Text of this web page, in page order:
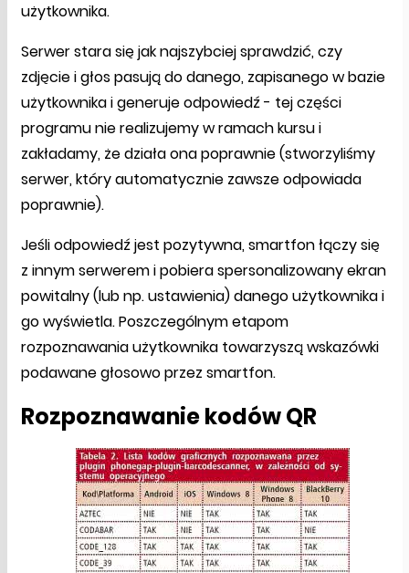
użytkownika.
Serwer stara się jak najszybciej sprawdzić, czy
zdjęcie i głos pasują do danego, zapisanego w bazie
użytkownika i generuje odpowiedź - tej części
programu nie realizujemy w ramach kursu i
zakładamy, że działa ona poprawnie (stworzyliśmy
serwer, który automatycznie zawsze odpowiada
poprawnie).
Jeśli odpowiedź jest pozytywna, smartfon łączy się
z innym serwerem i pobiera spersonalizowany ekran
powitalny (lub np. ustawienia) danego użytkownika i
go wyświetla. Poszczególnym etapom
rozpoznawania użytkownika towarzyszą wskazówki
podawane głosowo przez smartfon.
Rozpoznawanie kodów QR